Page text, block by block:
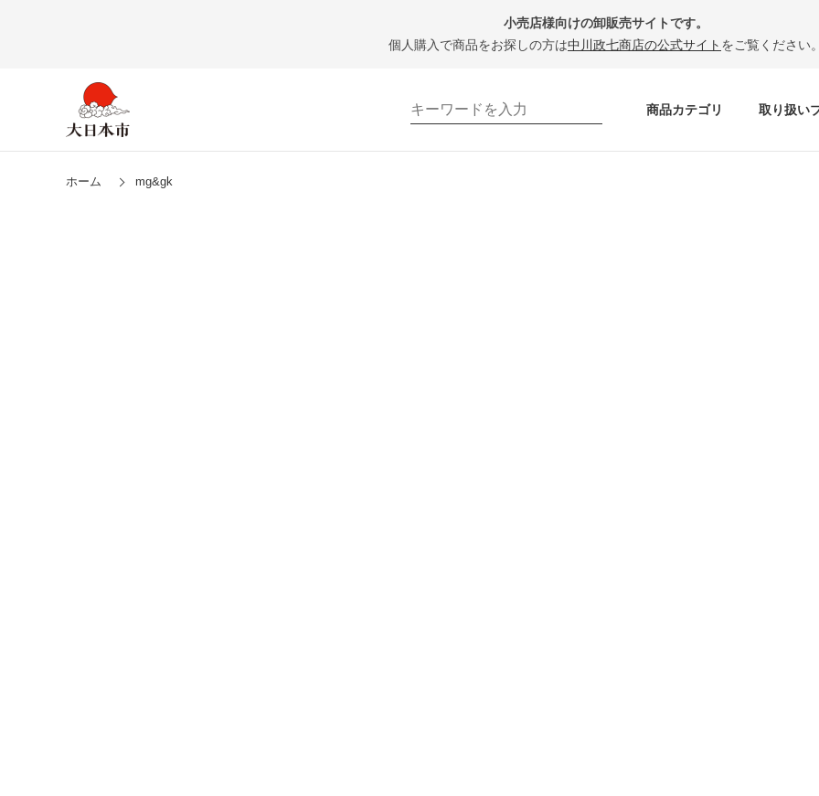
小売店様向けの卸販売サイトです。
個人購入で商品をお探しの方は中川政七商店の公式サイト をご覧ください
商品カテゴリ 取り扱い
ホーム mg&gk